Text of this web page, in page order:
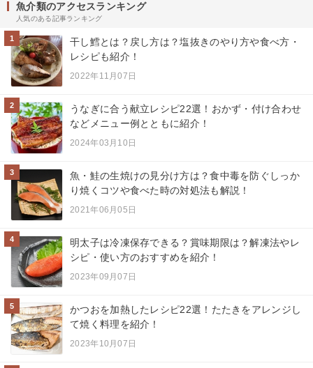
魚介類のアクセスランキング
人気のある記事ランキング
1
干し鱈とは？戻し方は？塩抜きのやり方や食べ方・
レシピも紹介！
2022年11月07日
2
うなぎに合う献立レシピ22選！おかず・付け合わせ
などメニュー例とともに紹介！
2024年03月10日
3
魚・鮭の生焼けの見分け方は？食中毒を防ぐしっか
り焼くコツや食べた時の対処法も解説！
2021年06月05日
4
明太子は冷凍保存できる？賞味期限は？解凍法やレ
シピ・使い方のおすすめを紹介！
2023年09月07日
5
かつおを加熱したレシピ22選！たたきをアレンジし
て焼く料理を紹介！
2023年10月07日